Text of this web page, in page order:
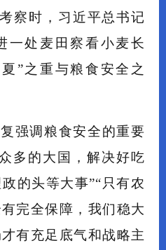
察时，习近平总书记
一处麦田察看小麦长
”之重与粮食安全之
强调粮食安全的重要
多的大国，解决好吃
的头等大事”“只有农
完全保障，我们稳大
有充足底气和战略主